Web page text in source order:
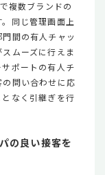
複数ブランドの
同じ管理画面上
間の有人チャッ
ムーズに行えま
ポートの有人チ
問い合わせに応
なく引継ぎを行
の良い接客を